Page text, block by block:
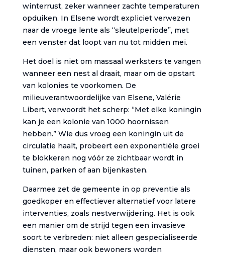
winterrust, zeker wanneer zachte temperaturen
opduiken. In Elsene wordt expliciet verwezen
naar de vroege lente als “sleutelperiode”, met
een venster dat loopt van nu tot midden mei.
Het doel is niet om massaal werksters te vangen
wanneer een nest al draait, maar om de opstart
van kolonies te voorkomen. De
milieuverantwoordelijke van Elsene, Valérie
Libert, verwoordt het scherp: “Met elke koningin
kan je een kolonie van 1000 hoornissen
hebben.” Wie dus vroeg een koningin uit de
circulatie haalt, probeert een exponentiële groei
te blokkeren nog vóór ze zichtbaar wordt in
tuinen, parken of aan bijenkasten.
Daarmee zet de gemeente in op preventie als
goedkoper en effectiever alternatief voor latere
interventies, zoals nestverwijdering. Het is ook
een manier om de strijd tegen een invasieve
soort te verbreden: niet alleen gespecialiseerde
diensten, maar ook bewoners worden